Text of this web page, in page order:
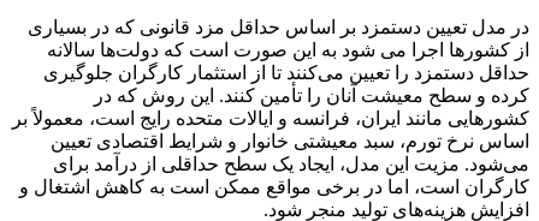
در مدل تعیین دستمزد بر اساس حداقل مزد قانونی که در بسیاری
از کشورها اجرا می شود به این صورت است که دولت‌ها سالانه
حداقل دستمزد را تعیین می‌کنند تا از استثمار کارگران جلوگیری
کرده و سطح معیشت آنان را تأمین کنند. این روش که در
کشورهایی مانند ایران، فرانسه و ایالات متحده رایج است، معمولاً بر
اساس نرخ تورم، سبد معیشتی خانوار و شرایط اقتصادی تعیین
می‌شود. مزیت این مدل، ایجاد یک سطح حداقلی از درآمد برای
کارگران است، اما در برخی مواقع ممکن است به کاهش اشتغال و
افزایش هزینه‌های تولید منجر شود.